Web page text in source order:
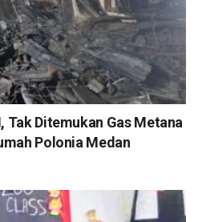
Tak Ditemukan Gas Metana
Polonia Medan